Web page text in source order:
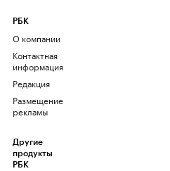
РБК
О компании
Контактная
информация
Редакция
Размещение
рекламы
Другие
продукты
РБК